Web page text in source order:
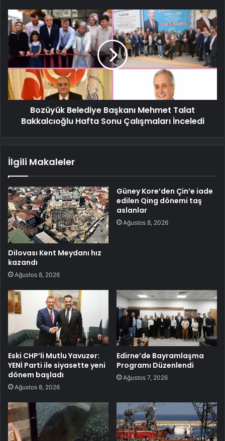
Bozüyük Belediye Başkanı Mehmet Talat
Bakkalcıoğlu Hafta Sonu Çalışmaları İnceledi
İlgili Makaleler
Dilovası Kent Meydanı hız
kazandı
Ağustos 8, 2026
Güney Kore’den Çin’e iade
edilen Qing dönemi taş
aslanlar
Ağustos 8, 2026
Eski CHP’li Mutlu Yavuzer:
YENİ Parti ile siyasette yeni
dönem başladı
Ağustos 8, 2026
Edirne’de Bayramlaşma
Programı Düzenlendi
Ağustos 7, 2026